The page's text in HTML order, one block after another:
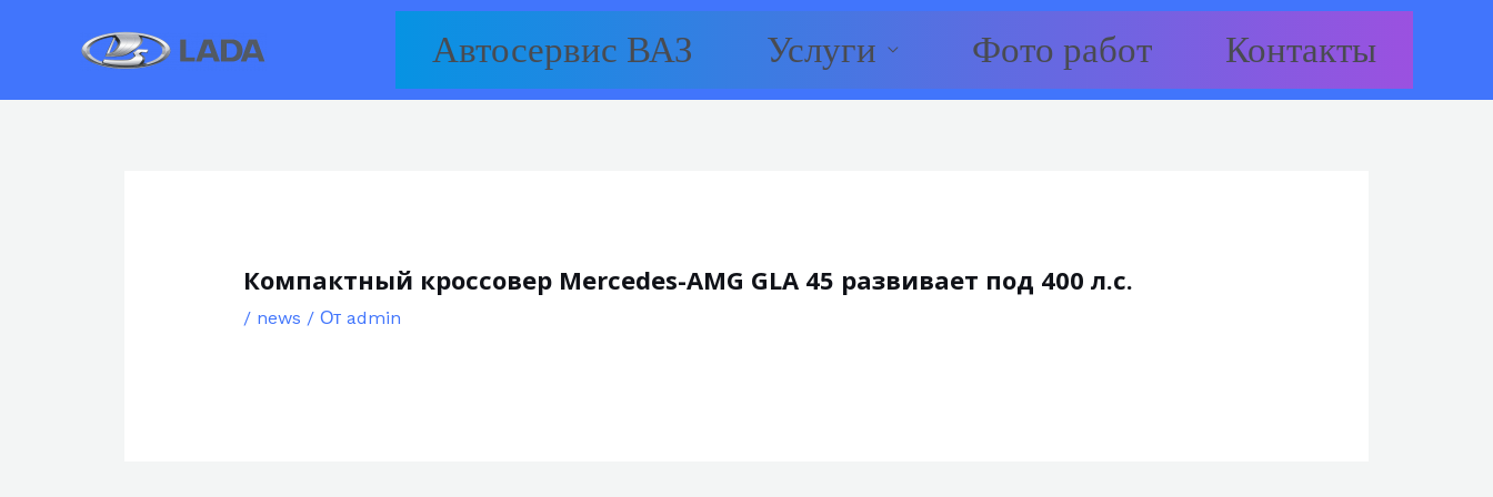
Автосервис ВАЗ Услуги Фото работ Контакты
Компактный кроссовер Mercedes-AMG GLA 45 развивает под 400 л.с.
/ news / От admin